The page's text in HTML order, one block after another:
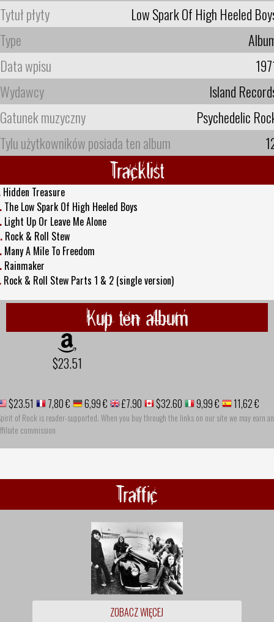
Tytuł płyty
Low Spark Of High Heeled
Type
Data wpisu
Wydawcy
Island
Gatunek muzyczny
Psychedelic
Tylu użytkowników posiada ten album
Tracklist
Hidden Treasure
The Low Spark Of High Heeled Boys
Light Up Or Leave Me Alone
Rock & Roll Stew
Many A Mile To Freedom
Rainmaker
Rock & Roll Stew Parts 1 & 2 (single version)
Kup ten album
$23.51
$23.51 7,80 € 6,99 € £7.90 $32.60 9,99 € 11,62 €
of Rock is reader-supported. When you buy through the links on our site we may earn an
commission
Traffic
ZOBACZ WIĘCEJ